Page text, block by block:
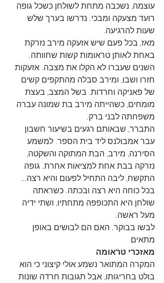
עוצמה, נשכבה מתחת לשולחן כשכל גופה
רועד מצעקה ומבכי. נדרשו בערך שלש
שעות להרגיעה.
מאז, בכל פעם שיש אזעקה מירב נזרקת
באחת לאותן טראומות קשות שחוותה.
השנים שעברו לא הקלו את מצבה. אזעקות
חזרו ושבו, ומירב סבלה מהתקפים קשים
של פאניקה וחרדות. בשל המצב, בעצת
מומחים, כשהייתה מירב בת שמונה עברה
משפחתה לבני ברק.
התברר, שבאותם רגעים בשיעור חשבון
עבר אמבולנס ליד בית הספר. למשמע
הסירנה, מירב, הבת המתוקה והשקטה,
נזרקה בבת אחת למציאות אחרת. גופה
התקשח, ליבה התחיל לפעום והיא רצה...
בכל כוחה היא רצה ובכתה. כשראתה
שולחן היא התכופפה מתחתיו, ושתי ידיה
מעל ראשה.
לבשו בבוקר. האם הם לבושים באופן
מתאים
מאזכרי טראומה
המקרה המתואר נשמע אולי קיצוני כי הוא
בולט בחריגותו, אבל תגובות חרדה שונות